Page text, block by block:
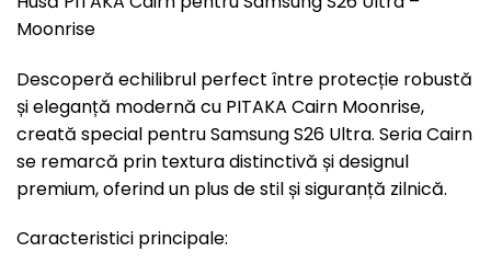
Moonrise
Descoperă echilibrul perfect între protecție robustă
și eleganță modernă cu PITAKA Cairn Moonrise,
creată special pentru Samsung S26 Ultra. Seria Cairn
se remarcă prin textura distinctivă și designul
premium, oferind un plus de stil și siguranță zilnică.
Caracteristici principale: